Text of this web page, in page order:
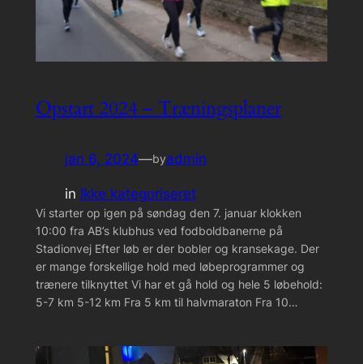
Opstart 2024 – Træningsplaner
jan 6, 2024—byadmin
in Ikke kategoriseret
Vi starter op igen på søndag den 7. januar klokken
10:00 fra AB’s klubhus ved fodboldbanerne på
Stadionvej Efter løb er der bobler og kransekage. Der
er mange forskellige hold med løbeprogrammer og
trænere tilknyttet Vi har et gå hold og hele 5 løbehold:
5-7 km 5-12 km Fra 5 km til halvmaraton Fra 10…